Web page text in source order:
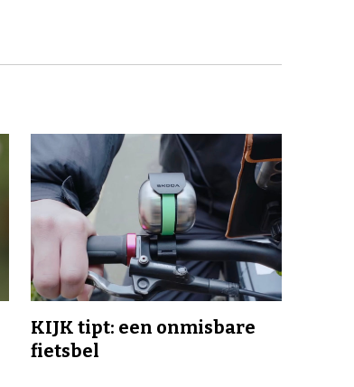
KIJK tipt: een onmisbare
fietsbel